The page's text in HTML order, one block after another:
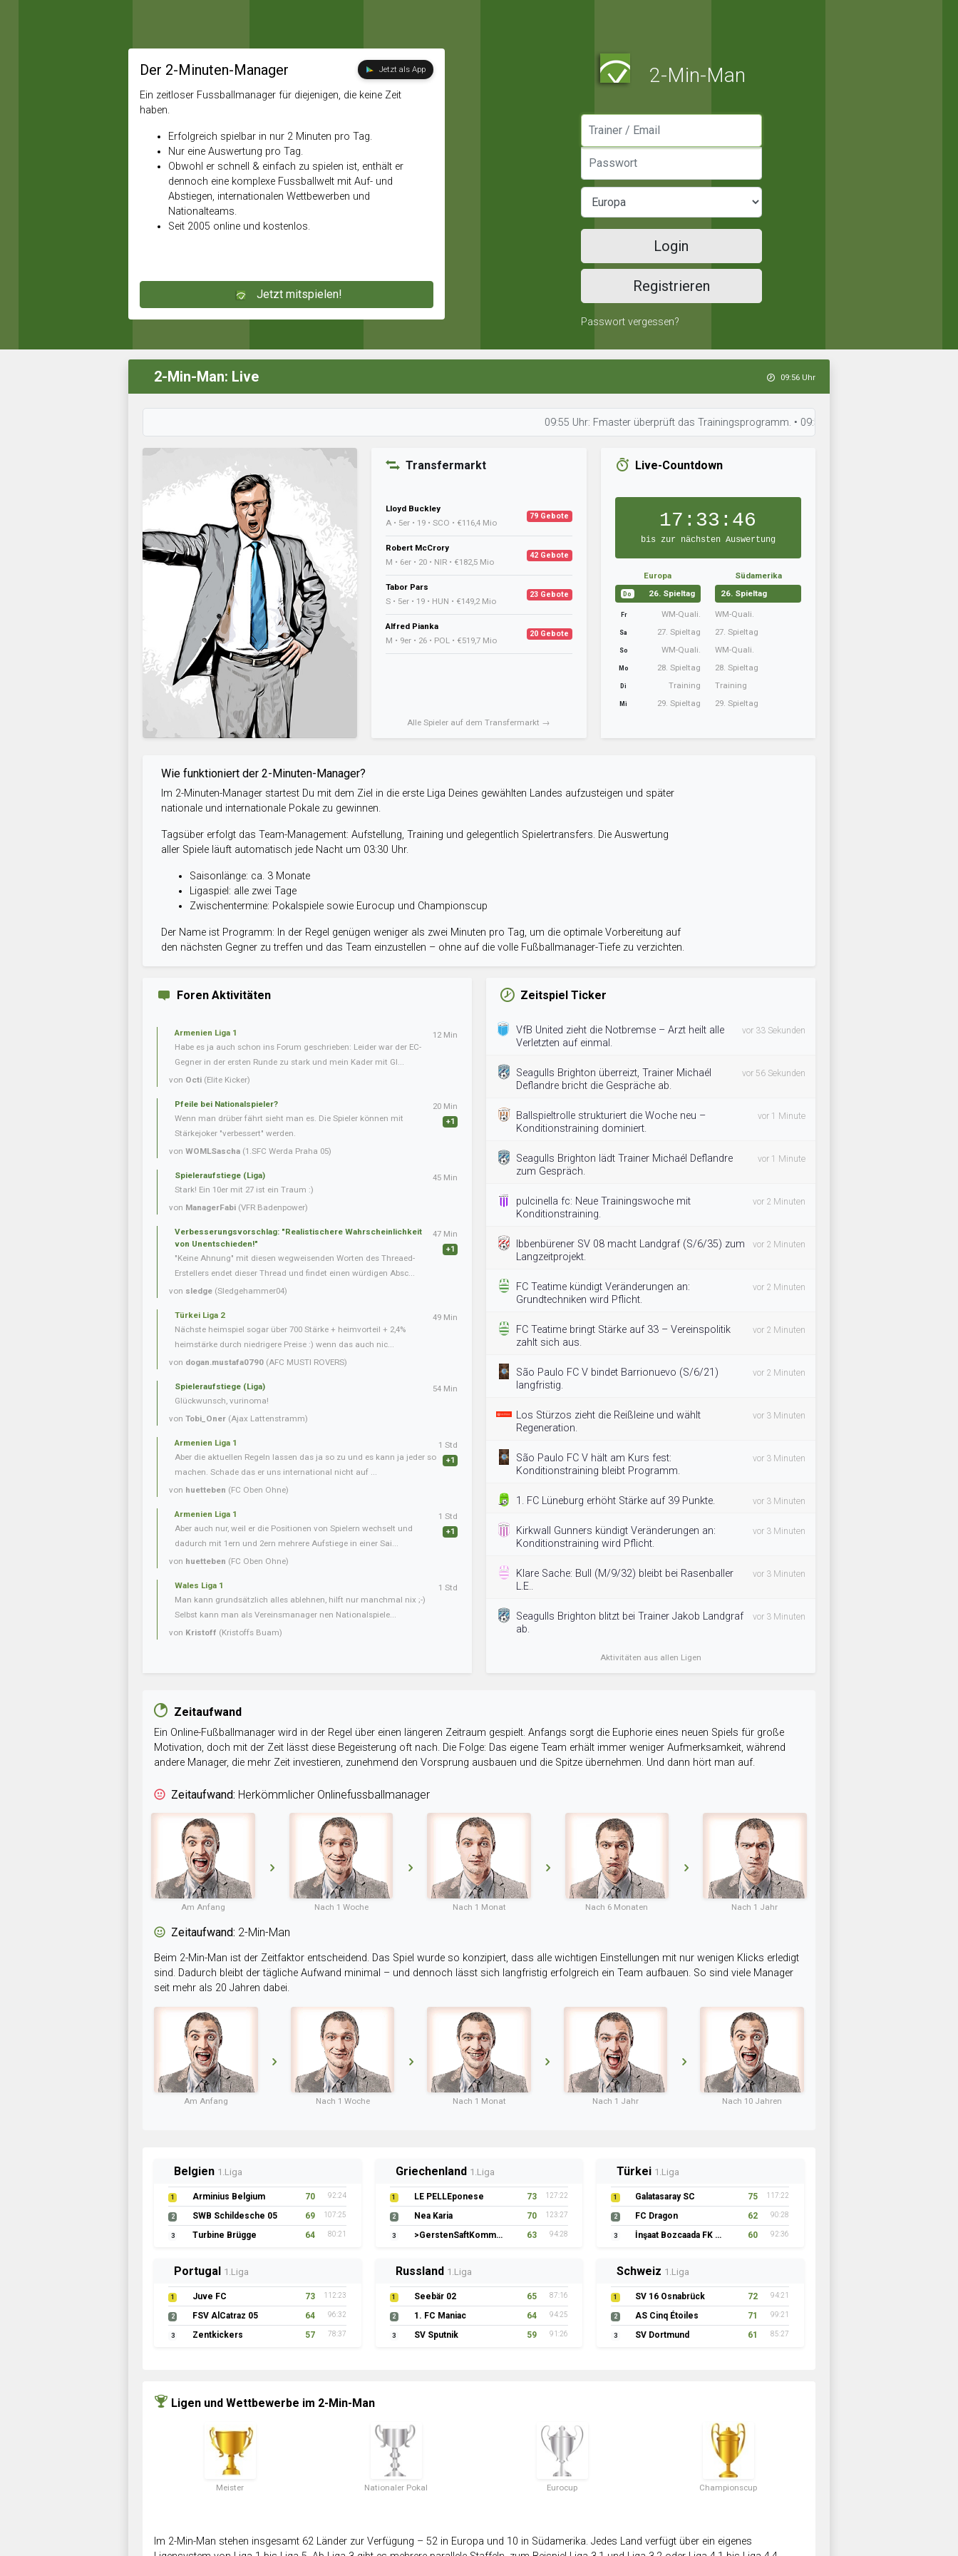
Der 2-Minuten-Manager Jetzt als App
Ein zeitloser Fussballmanager für diejenigen, die keine Zeit
haben.
Erfolgreich spielbar in nur 2 Minuten pro Tag.
Nur eine Auswertung pro Tag.
Obwohl er schnell & einfach zu spielen ist, enthält er
dennoch eine komplexe Fussballwelt mit Auf- und
Abstiegen, internationalen Wettbewerben und
Nationalteams.
Seit 2005 online und kostenlos.
Jetzt mitspielen!
2-Min-Man
Login
Registrieren
Passwort vergessen?
2-Min-Man: Live 09:56 Uhr
09:55 Uhr: Fmaster überprüft das Trainingsprogramm. • 09:55 Uhr: ACBroncos trainiert intensiv. •
Transfermarkt
Lloyd Buckley
A • 5er • 19 • SCO • €116,4 Mio
79 Gebote
Robert McCrory
M • 6er • 20 • NIR • €182,5 Mio
42 Gebote
Tabor Pars
S • 5er • 19 • HUN • €149,2 Mio
23 Gebote
Alfred Pianka
M • 9er • 26 • POL • €519,7 Mio
20 Gebote
Alle Spieler auf dem Transfermarkt →
Live-Countdown
17:33:45
bis zur nächsten Auswertung
Europa
Do 26. Spieltag
Fr WM-Quali.
Sa 27. Spieltag
So WM-Quali.
Mo 28. Spieltag
Di Training
Mi 29. Spieltag
Südamerika
26. Spieltag
WM-Quali.
27. Spieltag
WM-Quali.
28. Spieltag
Training
29. Spieltag
Wie funktioniert der 2-Minuten-Manager?
Im 2-Minuten-Manager startest Du mit dem Ziel in die erste Liga Deines gewählten Landes aufzusteigen und später
nationale und internationale Pokale zu gewinnen.
Tagsüber erfolgt das Team-Management: Aufstellung, Training und gelegentlich Spielertransfers. Die Auswertung
aller Spiele läuft automatisch jede Nacht um 03:30 Uhr.
Saisonlänge: ca. 3 Monate
Ligaspiel: alle zwei Tage
Zwischentermine: Pokalspiele sowie Eurocup und Championscup
Der Name ist Programm: In der Regel genügen weniger als zwei Minuten pro Tag, um die optimale Vorbereitung auf
den nächsten Gegner zu treffen und das Team einzustellen – ohne auf die volle Fußballmanager-Tiefe zu verzichten.
Foren Aktivitäten
Armenien Liga 1
Habe es ja auch schon ins Forum geschrieben: Leider war der EC-
Gegner in der ersten Runde zu stark und mein Kader mit Gl...
von Octi (Elite Kicker)
12 Min
Pfeile bei Nationalspieler?
Wenn man drüber fährt sieht man es. Die Spieler können mit
Stärkejoker "verbessert" werden.
von WOMLSascha (1.SFC Werda Praha 05)
20 Min
+1
Spieleraufstiege (Liga)
Stark! Ein 10er mit 27 ist ein Traum :)
von ManagerFabi (VFR Badenpower)
45 Min
Verbesserungsvorschlag: "Realistischere Wahrscheinlichkeit
von Unentschieden!"
"Keine Ahnung" mit diesen wegweisenden Worten des Threaed-
Erstellers endet dieser Thread und findet einen würdigen Absc...
von sledge (Sledgehammer04)
47 Min
+1
Türkei Liga 2
Nächste heimspiel sogar über 700 Stärke + heimvorteil + 2,4%
heimstärke durch niedrigere Preise :) wenn das auch nic...
von dogan.mustafa0790 (AFC MUSTI ROVERS)
49 Min
Spieleraufstiege (Liga)
Glückwunsch, vurinoma!
von Tobi_Oner (Ajax Lattenstramm)
54 Min
Armenien Liga 1
Aber die aktuellen Regeln lassen das ja so zu und es kann ja jeder so
machen. Schade das er uns international nicht auf ...
von huetteben (FC Oben Ohne)
1 Std
+1
Armenien Liga 1
Aber auch nur, weil er die Positionen von Spielern wechselt und
dadurch mit 1ern und 2ern mehrere Aufstiege in einer Sai...
von huetteben (FC Oben Ohne)
1 Std
+1
Wales Liga 1
Man kann grundsätzlich alles ablehnen, hilft nur manchmal nix ;-)
Selbst kann man als Vereinsmanager nen Nationalspiele...
von Kristoff (Kristoffs Buam)
1 Std
Zeitspiel Ticker
VfB United zieht die Notbremse – Arzt heilt alle
Verletzten auf einmal.
vor 33 Sekunden
Seagulls Brighton überreizt, Trainer Michaél
Deflandre bricht die Gespräche ab.
vor 56 Sekunden
Ballspieltrolle strukturiert die Woche neu –
Konditionstraining dominiert.
vor 1 Minute
Seagulls Brighton lädt Trainer Michaél Deflandre
zum Gespräch.
vor 1 Minute
pulcinella fc: Neue Trainingswoche mit
Konditionstraining.
vor 2 Minuten
Ibbenbürener SV 08 macht Landgraf (S/6/35) zum
Langzeitprojekt.
vor 2 Minuten
FC Teatime kündigt Veränderungen an:
Grundtechniken wird Pflicht.
vor 2 Minuten
FC Teatime bringt Stärke auf 33 – Vereinspolitik
zahlt sich aus.
vor 2 Minuten
São Paulo FC V bindet Barrionuevo (S/6/21)
langfristig.
vor 2 Minuten
Los Stürzos zieht die Reißleine und wählt
Regeneration.
vor 3 Minuten
São Paulo FC V hält am Kurs fest:
Konditionstraining bleibt Programm.
vor 3 Minuten
1. FC Lüneburg erhöht Stärke auf 39 Punkte. vor 3 Minuten
Kirkwall Gunners kündigt Veränderungen an:
Konditionstraining wird Pflicht.
vor 3 Minuten
Klare Sache: Bull (M/9/32) bleibt bei Rasenballer
L.E..
vor 3 Minuten
Seagulls Brighton blitzt bei Trainer Jakob Landgraf
ab.
vor 3 Minuten
Aktivitäten aus allen Ligen
Zeitaufwand
Ein Online-Fußballmanager wird in der Regel über einen längeren Zeitraum gespielt. Anfangs sorgt die Euphorie eines neuen Spiels für große
Motivation, doch mit der Zeit lässt diese Begeisterung oft nach. Die Folge: Das eigene Team erhält immer weniger Aufmerksamkeit, während
andere Manager, die mehr Zeit investieren, zunehmend den Vorsprung ausbauen und die Spitze übernehmen. Und dann hört man auf.
Zeitaufwand: Herkömmlicher Onlinefussballmanager
Am Anfang Nach 1 Woche Nach 1 Monat Nach 6 Monaten Nach 1 Jahr
Zeitaufwand: 2-Min-Man
Beim 2-Min-Man ist der Zeitfaktor entscheidend. Das Spiel wurde so konzipiert, dass alle wichtigen Einstellungen mit nur wenigen Klicks erledigt
sind. Dadurch bleibt der tägliche Aufwand minimal – und dennoch lässt sich langfristig erfolgreich ein Team aufbauen. So sind viele Manager
seit mehr als 20 Jahren dabei.
Am Anfang Nach 1 Woche Nach 1 Monat Nach 1 Jahr Nach 10 Jahren
Belgien 1.Liga
1 Arminius Belgium 70 92:24
2 SWB Schildesche 05 69 107:25
3 Turbine Brügge 64 80:21
Griechenland 1.Liga
1 LE PELLEponese 73 127:22
2 Nea Karia 70 123:27
3 >GerstenSaftKommando 63 94:28
Türkei 1.Liga
1 Galatasaray SC 75 117:22
2 FC Dragon 62 90:28
3 İnşaat Bozcaada FK 1957 60 92:36
Portugal 1.Liga
1 Juve FC 73 112:23
2 FSV AlCatraz 05 64 96:32
3 Zentkickers 57 78:37
Russland 1.Liga
1 Seebär 02 65 87:16
2 1. FC Maniac 64 94:25
3 SV Sputnik 59 91:26
Schweiz 1.Liga
1 SV 16 Osnabrück 72 94:21
2 AS Cinq Étoiles 71 99:21
3 SV Dortmund 61 85:27
Ligen und Wettbewerbe im 2-Min-Man
Meister Nationaler Pokal Eurocup Championscup
Im 2-Min-Man stehen insgesamt 62 Länder zur Verfügung – 52 in Europa und 10 in Südamerika. Jedes Land verfügt über ein eigenes